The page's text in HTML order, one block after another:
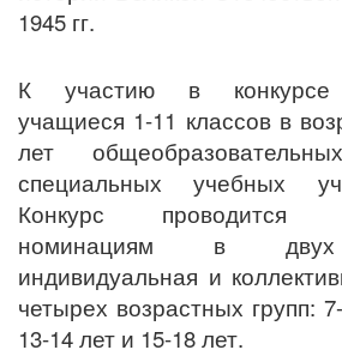
1945 гг.
К участию в конкурсе
учащиеся 1-11 классов в
лет
специальных учебных
Конкурс
номинациям в двух
индивидуальная и
четырех возрастных групп:
13-14 лет и 15-18 лет.